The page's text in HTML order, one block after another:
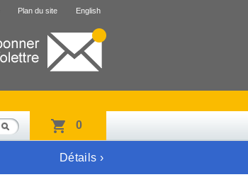
Plan du site English
0
Détails ›